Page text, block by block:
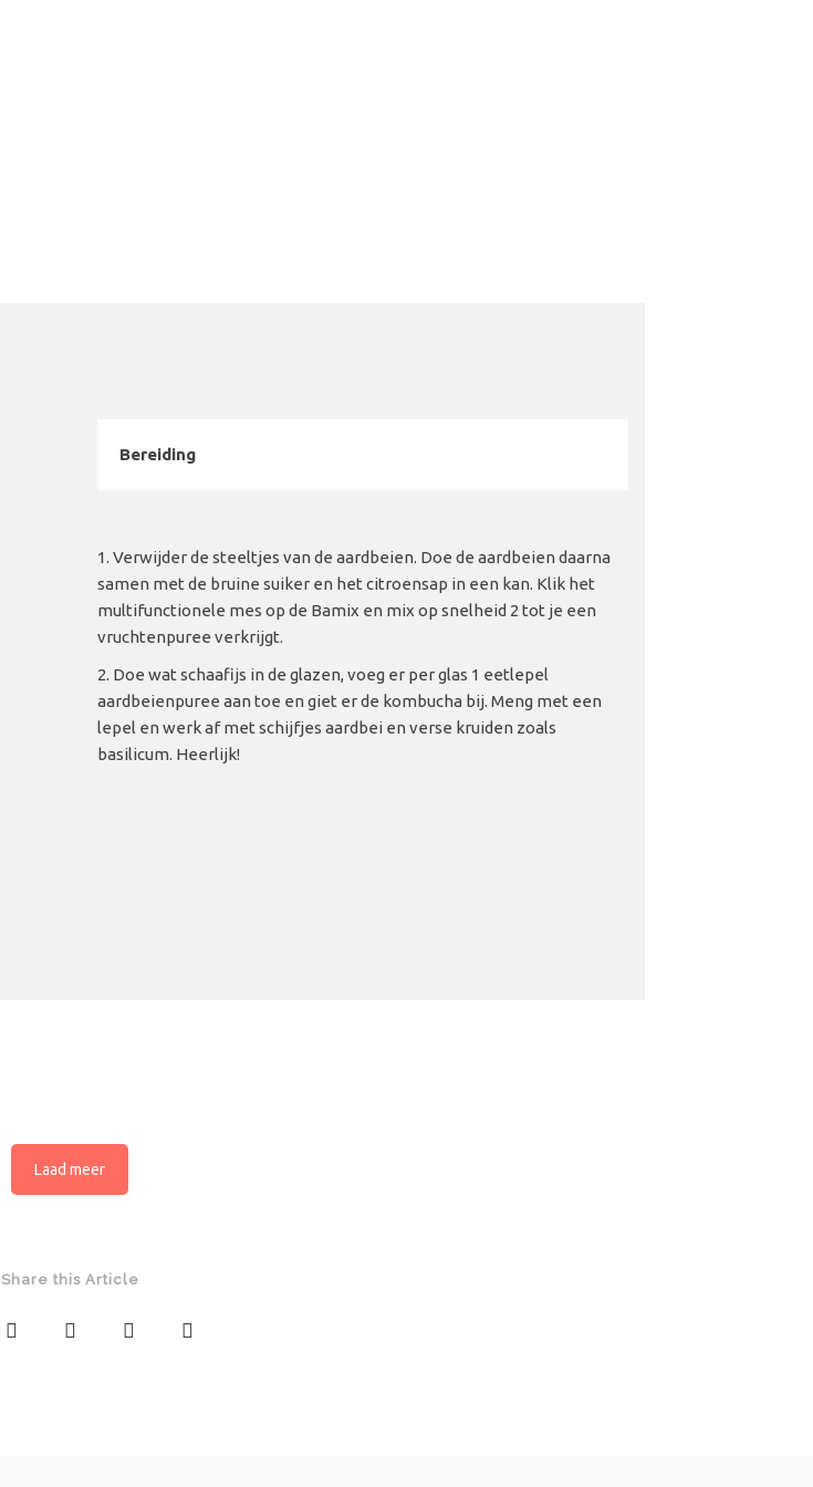
Bereiding
Verwijder de steeltjes van de aardbeien. Doe de aardbeien daarna
samen met de bruine suiker en het citroensap in een kan. Klik het
multifunctionele mes op de Bamix en mix op snelheid 2 tot je een
vruchtenpuree verkrijgt.
Doe wat schaafijs in de glazen, voeg er per glas 1 eetlepel
aardbeienpuree aan toe en giet er de kombucha bij. Meng met een
lepel en werk af met schijfjes aardbei en verse kruiden zoals
basilicum. Heerlijk!
Laad meer
Share this Article